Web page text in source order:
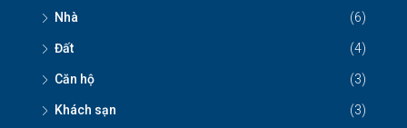
Nhà (6)
Đất (4)
Căn hộ (3)
Khách sạn (3)